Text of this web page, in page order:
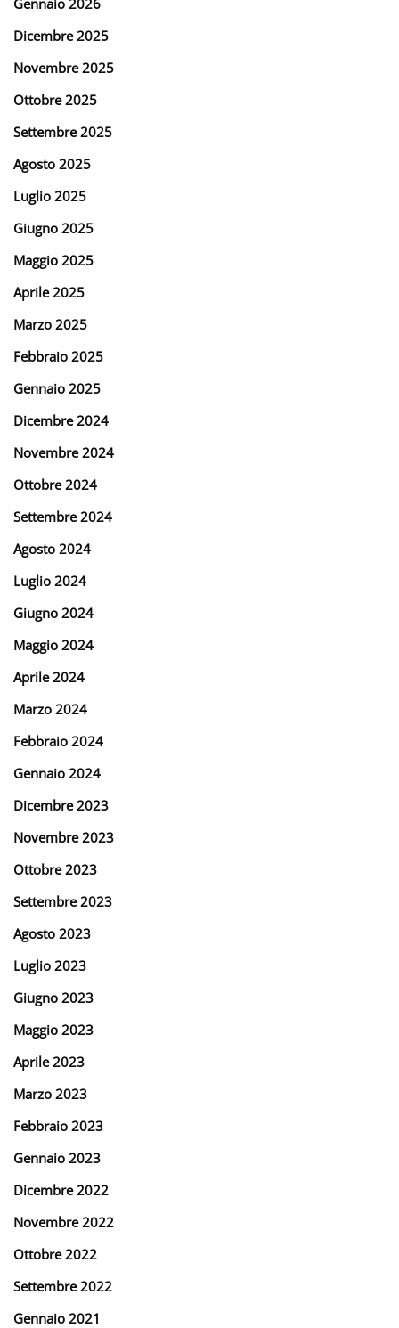
Dicembre 2025
Novembre 2025
Ottobre 2025
Settembre 2025
Agosto 2025
Luglio 2025
Giugno 2025
Maggio 2025
Aprile 2025
Marzo 2025
Febbraio 2025
Gennaio 2025
Dicembre 2024
Novembre 2024
Ottobre 2024
Settembre 2024
Agosto 2024
Luglio 2024
Giugno 2024
Maggio 2024
Aprile 2024
Marzo 2024
Febbraio 2024
Gennaio 2024
Dicembre 2023
Novembre 2023
Ottobre 2023
Settembre 2023
Agosto 2023
Luglio 2023
Giugno 2023
Maggio 2023
Aprile 2023
Marzo 2023
Febbraio 2023
Gennaio 2023
Dicembre 2022
Novembre 2022
Ottobre 2022
Settembre 2022
Gennaio 2021